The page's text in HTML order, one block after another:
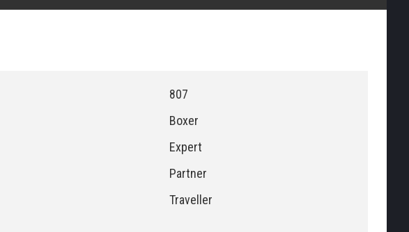
807
Boxer
Expert
Partner
Traveller